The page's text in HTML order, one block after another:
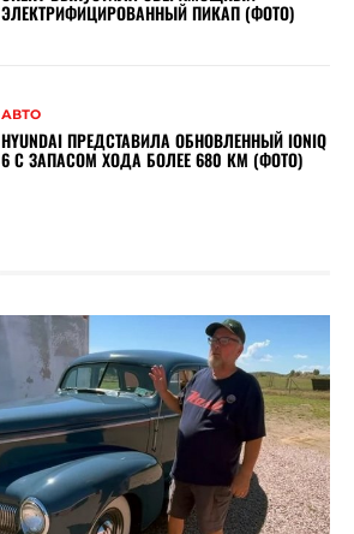
ЭЛЕКТРИФИЦИРОВАННЫЙ ПИКАП (ФОТО)
АВТО
HYUNDAI ПРЕДСТАВИЛА ОБНОВЛЕННЫЙ IONIQ
6 С ЗАПАСОМ ХОДА БОЛЕЕ 680 КМ (ФОТО)